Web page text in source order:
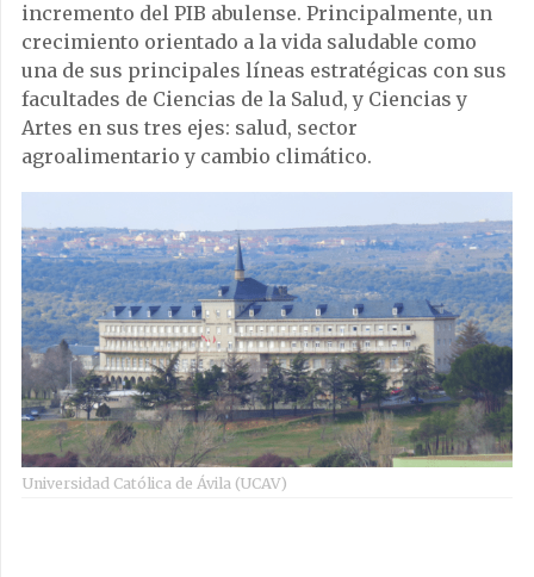
incremento del PIB abulense. Principalmente, un
crecimiento orientado a la vida saludable como
una de sus principales líneas estratégicas con sus
facultades de Ciencias de la Salud, y Ciencias y
Artes en sus tres ejes: salud, sector
agroalimentario y cambio climático.
Universidad Católica de Ávila (UCAV)